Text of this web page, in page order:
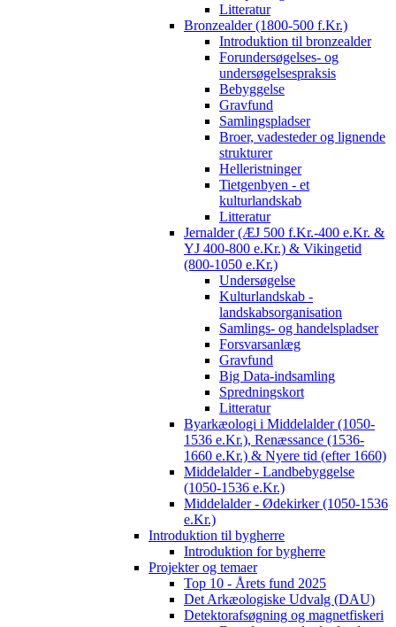
Litteratur
Bronzealder (1800-500 f.Kr.)
Introduktion til bronzealder
Forundersøgelses- og
undersøgelsespraksis
Bebyggelse
Gravfund
Samlingspladser
Broer, vadesteder og lignende
strukturer
Helleristninger
Tietgenbyen - et
kulturlandskab
Litteratur
Jernalder (ÆJ 500 f.Kr.-400 e.Kr. &
YJ 400-800 e.Kr.) & Vikingetid
(800-1050 e.Kr.)
Undersøgelse
Kulturlandskab -
landskabsorganisation
Samlings- og handelspladser
Forsvarsanlæg
Gravfund
Big Data-indsamling
Spredningskort
Litteratur
Byarkæologi i Middelalder (1050-
1536 e.Kr.), Renæssance (1536-
1660 e.Kr.) & Nyere tid (efter 1660)
Middelalder - Landbebyggelse
(1050-1536 e.Kr.)
Middelalder - Ødekirker (1050-1536
e.Kr.)
Introduktion til bygherre
Introduktion for bygherre
Projekter og temaer
Top 10 - Årets fund 2025
Det Arkæologiske Udvalg (DAU)
Detektorafsøgning og magnetfiskeri